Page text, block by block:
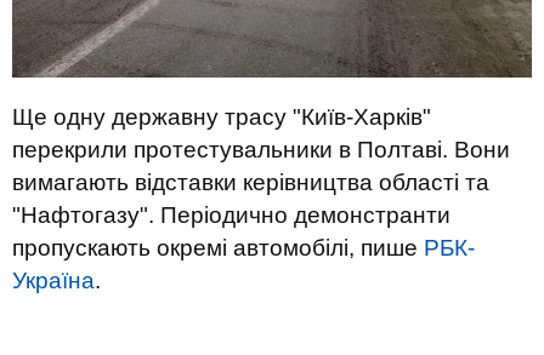
Ще одну державну трасу "Київ-Харків"
перекрили протестувальники в Полтаві. Вони
вимагають відставки керівництва області та
"Нафтогазу". Періодично демонстранти
пропускають окремі автомобілі, пише РБК-
Україна.